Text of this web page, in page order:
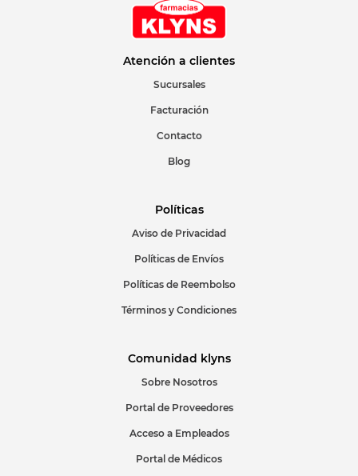
Correo electrónico
ENVIAR COMENTARIO
Atención a clientes
Sucursales
Facturación
Contacto
Blog
Políticas
Aviso de Privacidad
Políticas de Envíos
Políticas de Reembolso
Términos y Condiciones
Comunidad klyns
Sobre Nosotros
Portal de Proveedores
Acceso a Empleados
Portal de Médicos